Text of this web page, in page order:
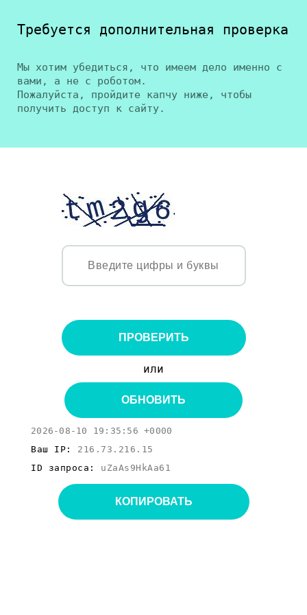
Требуется дополнительная проверка
Мы хотим убедиться, что имеем дело именно с
вами, а не с роботом.
Пожалуйста, пройдите капчу ниже, чтобы
получить доступ к сайту.
ПРОВЕРИТЬ
или
ОБНОВИТЬ
2026-08-10 19:35:56 +0000
Ваш IP: 216.73.216.15
ID запроса: uZaAs9HkAa61
КОПИРОВАТЬ